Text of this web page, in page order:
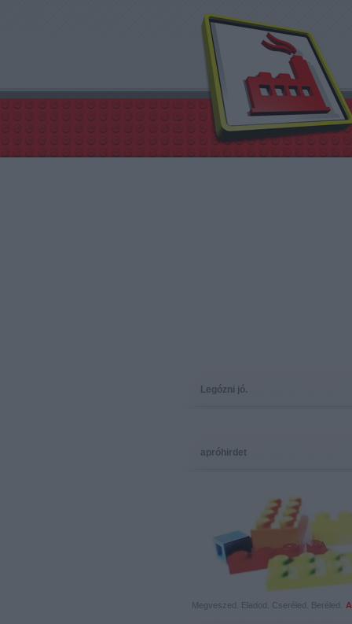
Legózni jó.
apróhirdet
Megveszed. Eladod. Cseréled. Beréled.